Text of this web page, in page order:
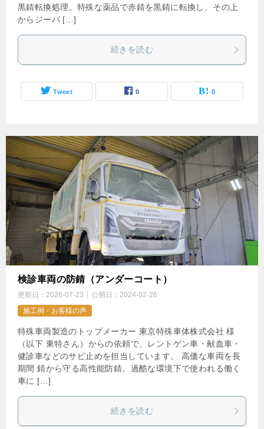
黒錆転換処理。特殊な薬品で赤錆を黒錆に転換し、その上
からジーバ […]
続きを読む
Tweet 0 0
検診車両の防錆（アンダーコート）
更新日： 2026-07-23 公開日： 2024-02-26
施工例・お客様の声
特殊車両製造のトップメーカー 東京特殊車体株式会社 様
（以下 東特さん）からの依頼で、レントゲン車・献血車・
健診車などのサビ止めを担当しています。 高価な車両を長
期間 錆から守る高性能防錆。過酷な環境下で使われる働く
車に […]
続きを読む